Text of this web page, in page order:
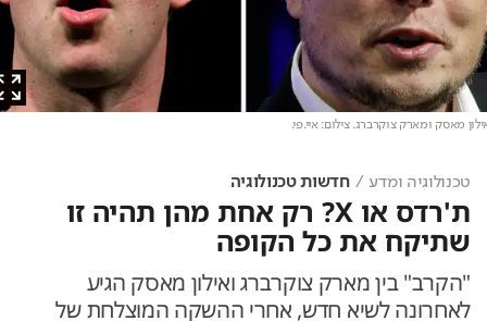
מאסק ומארק צוקרברג. צילום: איי.פי.
טכנולוגיה ומדע חדשות טכנולוגיה
ת'רדס או X? רק אחת מהן תהיה זו
שתיקח את כל הקופה
"הקרב" בין מארק צוקרברג ואילון מאסק הגיע
לאחרונה לשיא חדש, אחרי ההשקה המוצלחת של